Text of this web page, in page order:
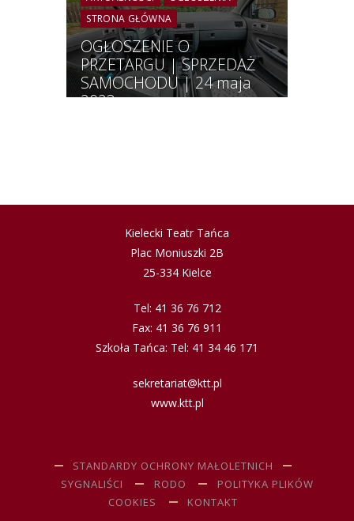
STRONA GŁÓWNA
OGŁOSZENIE O
PRZETARGU | SPRZEDAŻ
SAMOCHODU | 24 maja
2023 r.
Kielecki Teatr Tańca
Plac Moniuszki 2B
25-334 Kielce
Tel: 41 36 76 712
Fax: 41 36 76 911
Szkoła Tańca: Tel: 41 34 46 171
sekretariat@ktt.pl
www.ktt.pl
STANDARDY OCHRONY MAŁOLETNICH
SYGNALIŚCI
RODO
POLITYKA PLIKÓW
COOKIES
KONTAKT